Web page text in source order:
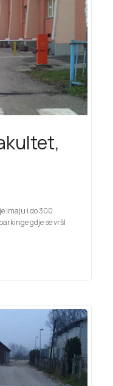
imaju i do 300
gdje se vršI